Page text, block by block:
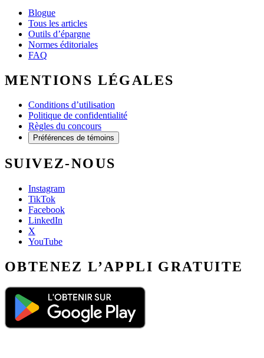
Blogue
Tous les articles
Outils d’épargne
Normes éditoriales
FAQ
MENTIONS LÉGALES
Conditions d’utilisation
Politique de confidentialité
Règles du concours
Préférences de témoins
SUIVEZ-NOUS
Instagram
TikTok
Facebook
LinkedIn
X
YouTube
OBTENEZ L’APPLI GRATUITE